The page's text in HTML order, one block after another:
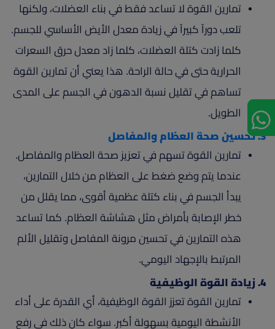
تمارين القوة لا تساعد فقط في بناء العضلات، ولكنها
تلعب دوراً كبيراً في زيادة معدل الأيض الأساسي للجسم.
كلما زادت كتلة العضلات، كلما زاد معدل حرق السعرات
الحرارية حتى في حالة الراحة. هذا يعني أن تمارين القوة
تساهم في تقليل نسبة الدهون في الجسم على المدى
الطويل.
3. تحسين صحة العظام والمفاصل
تمارين القوة تسهم في تعزيز صحة العظام والمفاصل.
عندما يتم وضع ضغط على العظام من خلال التمارين،
يبدأ الجسم في بناء كتلة عظمية أقوى، مما يقلل من
خطر الإصابة بأمراض مثل هشاشة العظام. كما تساعد
هذه التمارين في تحسين مرونة المفاصل وتقليل الألم
المرتبط بالإجهاد اليومي.
4. زيادة القوة الوظيفية
تمارين القوة تعزز القوة الوظيفية، أي القدرة على أداء
الأنشطة اليومية بسهولة أكبر. سواء كان ذلك في رفع